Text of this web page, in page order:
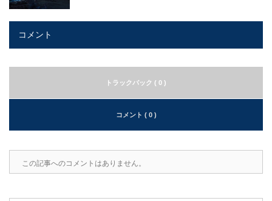
コメント
トラックバック ( 0 )
コメント ( 0 )
この記事へのコメントはありません。